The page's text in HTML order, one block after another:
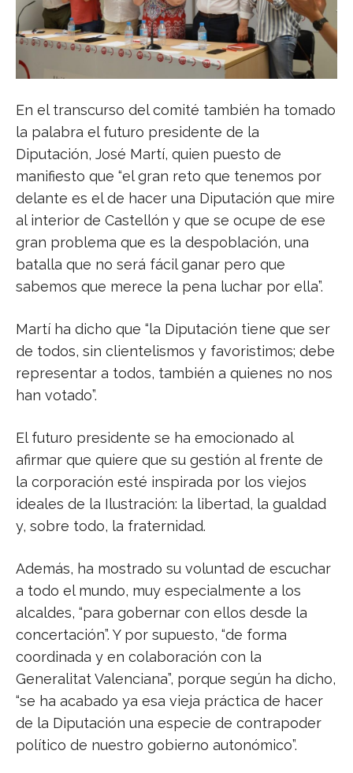
En el transcurso del comité también ha tomado
la palabra el futuro presidente de la
Diputación, José Martí, quien puesto de
manifiesto que “el gran reto que tenemos por
delante es el de hacer una Diputación que mire
al interior de Castellón y que se ocupe de ese
gran problema que es la despoblación, una
batalla que no será fácil ganar pero que
sabemos que merece la pena luchar por ella”.
Martí ha dicho que “la Diputación tiene que ser
de todos, sin clientelismos y favoristimos; debe
representar a todos, también a quienes no nos
han votado”.
El futuro presidente se ha emocionado al
afirmar que quiere que su gestión al frente de
la corporación esté inspirada por los viejos
ideales de la Ilustración: la libertad, la gualdad
y, sobre todo, la fraternidad.
Además, ha mostrado su voluntad de escuchar
a todo el mundo, muy especialmente a los
alcaldes, “para gobernar con ellos desde la
concertación”. Y por supuesto, “de forma
coordinada y en colaboración con la
Generalitat Valenciana”, porque según ha dicho,
“se ha acabado ya esa vieja práctica de hacer
de la Diputación una especie de contrapoder
político de nuestro gobierno autonómico”.